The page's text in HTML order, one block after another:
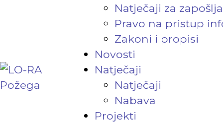
Natječaji za
Pravo na pristup
Zakoni i propisi
Novosti
Natječaji
Natječaji
Nabava
Projekti